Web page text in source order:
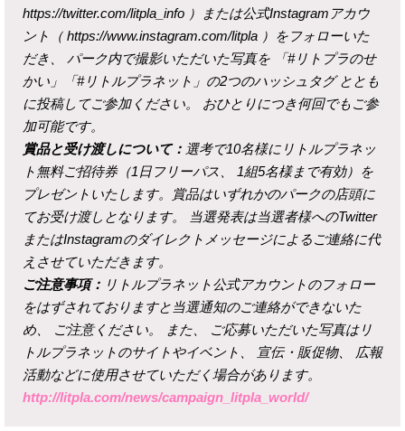
https://twitter.com/litpla_info ）または公式Instagramアカウ
ント（ https://www.instagram.com/litpla ）をフォローいた
だき、 パーク内で撮影いただいた写真を 「#リトプラのせ
かい」「#リトルプラネット」の2つのハッシュタグ ととも
に投稿してご参加ください。 おひとりにつき何回でもご参
加可能です。
賞品と受け渡しについて： 選考で10名様にリトルプラネッ
ト無料ご招待券（1日フリーパス、 1組5名様まで有効）を
プレゼントいたします。賞品はいずれかのパークの店頭に
てお受け渡しとなります。 当選発表は当選者様へのTwitter
またはInstagramのダイレクトメッセージによるご連絡に代
えさせていただきます。
ご注意事項： リトルプラネット公式アカウントのフォロー
をはずされておりますと当選通知のご連絡ができないた
め、 ご注意ください。 また、 ご応募いただいた写真はリ
トルプラネットのサイトやイベント、 宣伝・販促物、 広報
活動などに使用させていただく場合があります。
http://litpla.com/news/campaign_litpla_world/